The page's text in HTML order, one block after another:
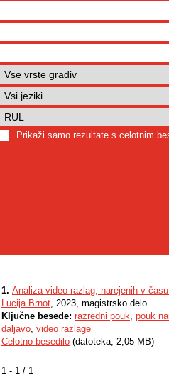
Prikaži samo rezultate s celotnim
1 - 1 / 1
1. Analiza video razlag, narejenih v
Lucija Brnot, 2023, magistrsko delo
Ključne besede: razredni pouk, pouk
daljavo, video razlage
Celotno besedilo (datoteka, 2,05 MB)